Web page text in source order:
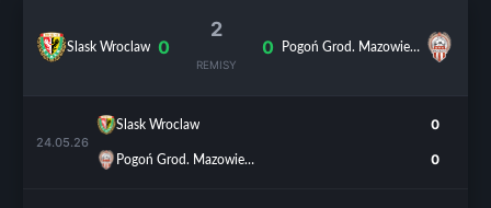
Slask Wroclaw 0
2
REMISY
0 Pogoń Grod. Mazowiecki
24.05.26
Slask Wroclaw
Pogoń Grod. Mazowiecki
0
0